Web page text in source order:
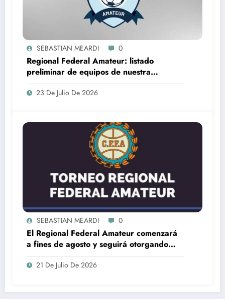
SEBASTIAN MEARDI 0
Regional Federal Amateur: listado
preliminar de equipos de nuestra
provincia que lo jugarán
23 De Julio De 2026
SEBASTIAN MEARDI 0
El Regional Federal Amateur comenzará
a fines de agosto y seguirá otorgando
cuatro ascensos al Torneo Federal A
21 De Julio De 2026